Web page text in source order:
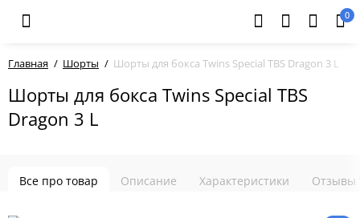
0
Главная Шорты Шорты для бокса Twins Special TBS Dragon 3 L
Шорты для бокса Twins Special TBS
Dragon 3 L
Все про товар Описание Характеристики Отзывы